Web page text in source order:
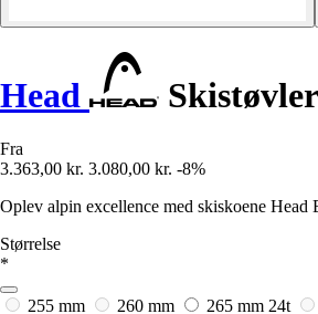
Head
Fra
3.363,00 kr. 3.080,00 kr. -8%
Oplev alpin excellence med skiskoene
Størrelse
*
255 mm 260 mm 265 mm 24t